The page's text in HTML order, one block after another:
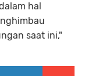
hal
saat ini,"